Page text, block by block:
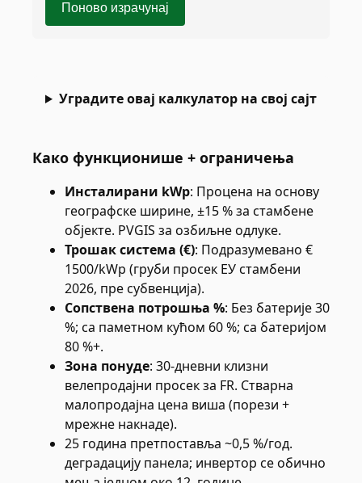
Поново израчунај
Уградите овај калкулатор на свој сајт
Како функционише + ограничења
Инсталирани kWp: Процена на основу
географске ширине, ±15 % за стамбене
објекте. PVGIS за озбиљне одлуке.
Трошак система (€): Подразумевано €
1500/kWp (груби просек ЕУ стамбени
2026, пре субвенција).
Сопствена потрошња %: Без батерије 30
%; са паметном кућом 60 %; са батеријом
80 %+.
Зона понуде: 30-дневни клизни
велепродајни просек за FR. Стварна
малопродајна цена виша (порези +
мрежне накнаде).
25 година претпоставља ~0,5 %/год.
деградацију панела; инвертор се обично